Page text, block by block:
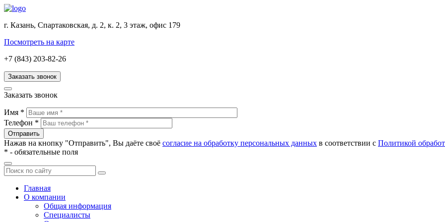
г. Казань, Спартаковская, д. 2, к. 2, 3 этаж, офис 179
Посмотреть на карте
+7 (843) 203-82-26
Заказать звонок
Заказать звонок
Имя *
Телефон *
Нажав на кнопку "Отправить", Вы даёте своё согласие на обработку персональных данных в соответствии с Политикой
* - обязательные поля
Главная
О компании
Общая информация
Специалисты